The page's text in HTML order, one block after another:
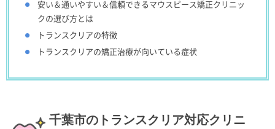
安い＆通いやすい＆信頼できるマウスピース矯正クリニッ
クの選び方とは
トランスクリアの特徴
トランスクリアの矯正治療が向いている症状
千葉市のトランスクリア対応クリニ